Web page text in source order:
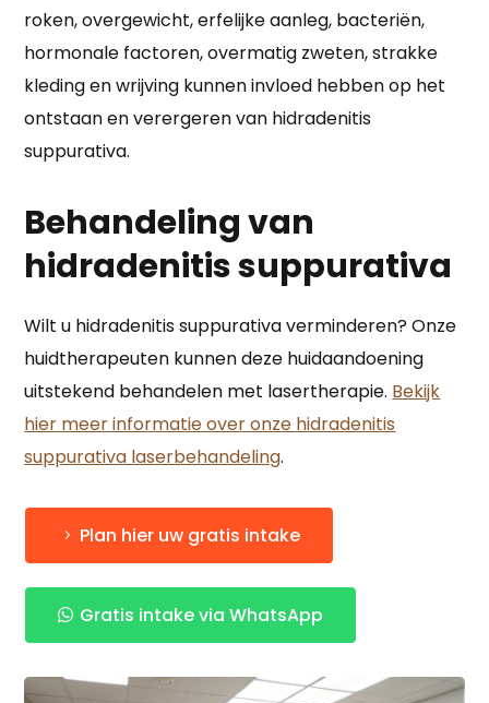
roken, overgewicht, erfelijke aanleg, bacteriën,
hormonale factoren, overmatig zweten, strakke
kleding en wrijving kunnen invloed hebben op het
ontstaan en verergeren van hidradenitis
suppurativa.
Behandeling van
hidradenitis suppurativa
Wilt u hidradenitis suppurativa verminderen? Onze
huidtherapeuten kunnen deze huidaandoening
uitstekend behandelen met lasertherapie. Bekijk
hier meer informatie over onze hidradenitis
suppurativa laserbehandeling.
Plan hier uw gratis intake
Gratis intake via WhatsApp